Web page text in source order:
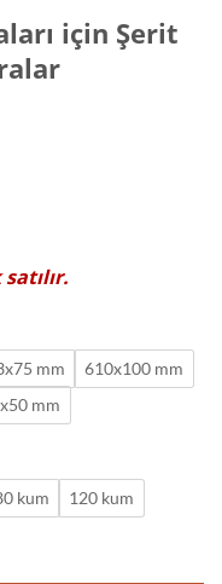
için Şerit
mm
610x100 mm
mm
kum 120 kum